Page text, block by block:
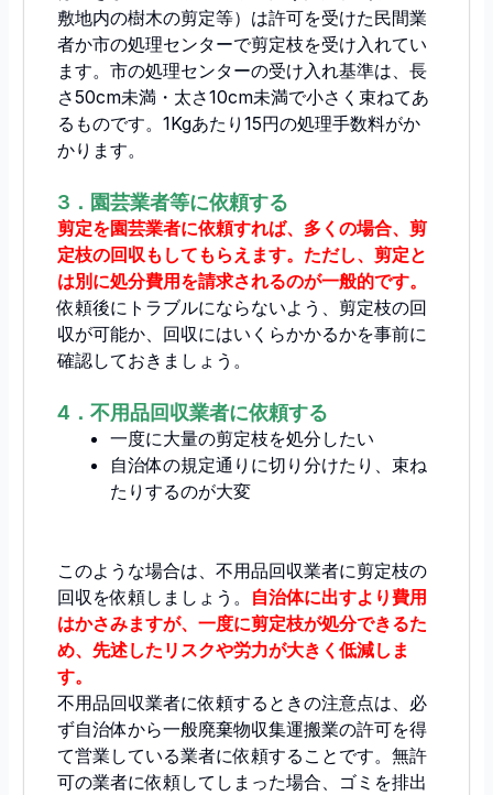
敷地内の樹木の剪定等）は許可を受けた民間業
者か市の処理センターで剪定枝を受け入れてい
ます。市の処理センターの受け入れ基準は、長
さ50cm未満・太さ10cm未満で小さく束ねてあ
るものです。1Kgあたり15円の処理手数料がか
かります。
3．園芸業者等に依頼する
剪定を園芸業者に依頼すれば、多くの場合、剪
定枝の回収もしてもらえます。ただし、剪定と
は別に処分費用を請求されるのが一般的です。
依頼後にトラブルにならないよう、剪定枝の回
収が可能か、回収にはいくらかかるかを事前に
確認しておきましょう。
4．不用品回収業者に依頼する
一度に大量の剪定枝を処分したい
自治体の規定通りに切り分けたり、束ね
たりするのが大変
このような場合は、不用品回収業者に剪定枝の
回収を依頼しましょう。
自治体に出すより費用
はかさみますが、一度に剪定枝が処分できるた
め、先述したリスクや労力が大きく低減しま
す。
不用品回収業者に依頼するときの注意点は、必
ず自治体から一般廃棄物収集運搬業の許可を得
て営業している業者に依頼することです。無許
可の業者に依頼してしまった場合、ゴミを排出